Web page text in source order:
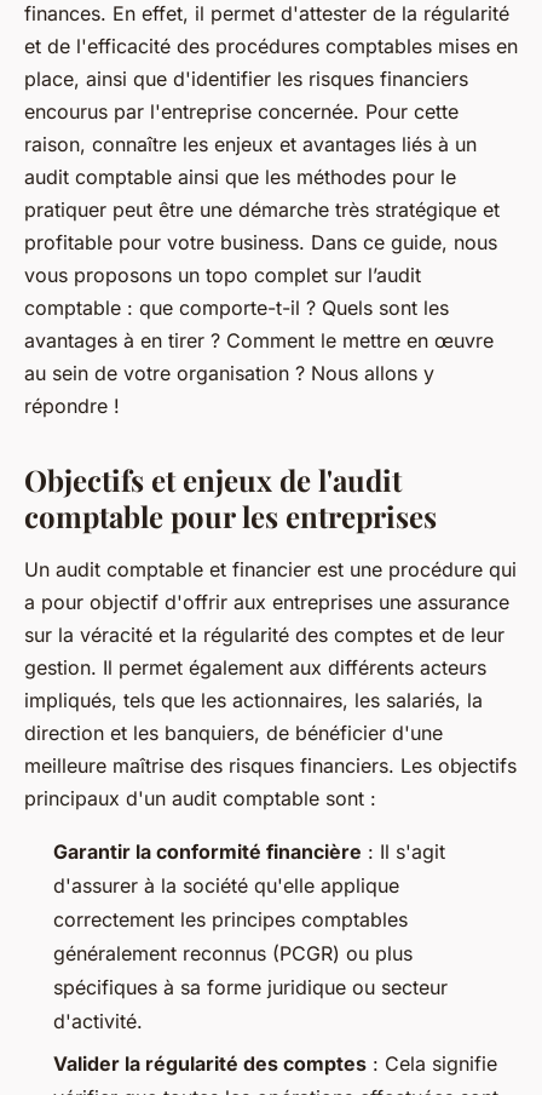
finances. En effet, il permet d'attester de la régularité
et de l'efficacité des procédures comptables mises en
place, ainsi que d'identifier les risques financiers
encourus par l'entreprise concernée. Pour cette
raison, connaître les enjeux et avantages liés à un
audit comptable ainsi que les méthodes pour le
pratiquer peut être une démarche très stratégique et
profitable pour votre business. Dans ce guide, nous
vous proposons un topo complet sur l’audit
comptable : que comporte-t-il ? Quels sont les
avantages à en tirer ? Comment le mettre en œuvre
au sein de votre organisation ? Nous allons y
répondre !
Objectifs et enjeux de l'audit
comptable pour les entreprises
Un audit comptable et financier est une procédure qui
a pour objectif d'offrir aux entreprises une assurance
sur la véracité et la régularité des comptes et de leur
gestion. Il permet également aux différents acteurs
impliqués, tels que les actionnaires, les salariés, la
direction et les banquiers, de bénéficier d'une
meilleure maîtrise des risques financiers. Les objectifs
principaux d'un audit comptable sont :
Garantir la conformité financière : Il s'agit
d'assurer à la société qu'elle applique
correctement les principes comptables
généralement reconnus (PCGR) ou plus
spécifiques à sa forme juridique ou secteur
d'activité.
Valider la régularité des comptes : Cela signifie